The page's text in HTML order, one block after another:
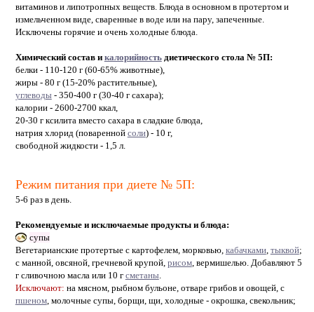
витаминов и липотропных веществ. Блюда в основном в протертом и
измельченном виде, сваренные в воде или на пару, запеченные.
Исключены горячие и очень холодные блюда.
Химический состав и калорийностьдиетического стола № 5П:
белки - 110-120 г (60-65% животные),
жиры - 80 г (15-20% растительные),
углеводы- 350-400 г (30-40 г сахара);
калории - 2600-2700 ккал,
20-30 г ксилита вместо сахара в сладкие блюда,
натрия хлорид (поваренной соли) - 10 г,
свободной жидкости - 1,5 л.
Режим питания при диете № 5П:
5-6 раз в день.
Рекомендуемые и исключаемые продукты и блюда:
супы
Вегетарианские протертые с картофелем, морковью, кабачками, тыквой;
с манной, овсяной, гречневой крупой, рисом, вермишелью. Добавляют 5
г сливочною масла или 10 г сметаны.
Исключают: на мясном, рыбном бульоне, отваре грибов и овощей, с
пшеном, молочные супы, борщи, щи, холодные - окрошка, свекольник;